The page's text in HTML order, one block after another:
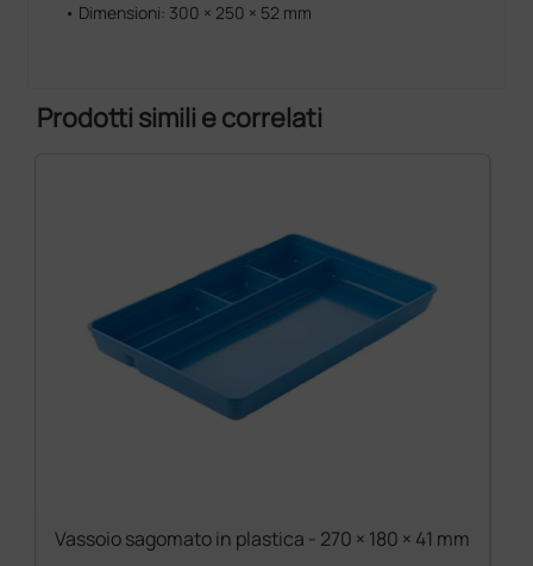
• Dimensioni: 300 × 250 × 52 mm
Prodotti simili e correlati
Vassoio sagomato in plastica - 270 × 180 × 41 mm